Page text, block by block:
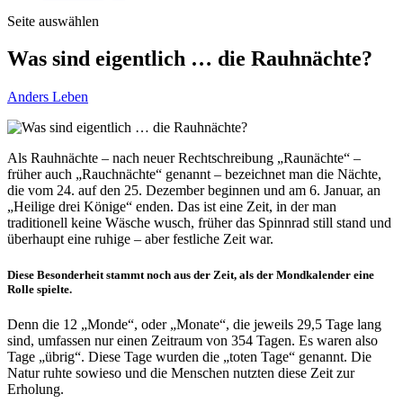
Seite auswählen
Was sind eigentlich … die Rauhnächte?
Anders Leben
Als Rauhnächte – nach neuer Rechtschreibung „Raunächte“ –
früher auch „Rauchnächte“ genannt – bezeichnet man die Nächte,
die vom 24. auf den 25. Dezember beginnen und am 6. Januar, an
„Heilige drei Könige“ enden. Das ist eine Zeit, in der man
traditionell keine Wäsche wusch, früher das Spinnrad still stand und
überhaupt eine ruhige – aber festliche Zeit war.
Diese Besonderheit stammt noch aus der Zeit, als der Mondkalender eine
Rolle spielte.
Denn die 12 „Monde“, oder „Monate“, die jeweils 29,5 Tage lang
sind, umfassen nur einen Zeitraum von 354 Tagen. Es waren also
Tage „übrig“. Diese Tage wurden die „toten Tage“ genannt. Die
Natur ruhte sowieso und die Menschen nutzten diese Zeit zur
Erholung.